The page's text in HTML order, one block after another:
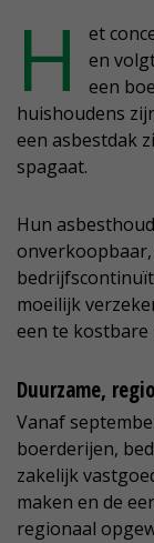
H et
en
een
huishoudens
een asbestdak
spagaat.
Hun
moeilijk
een te kostbare
Duurzame,
Vanaf
boerderijen,
zakelijk
maken en de
regionaal